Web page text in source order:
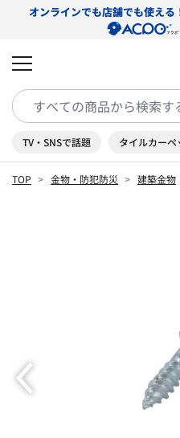
オンラインでも店舗でも使える
TV・SNSで話題 タイルカーペ
TOP 金物・防犯防災 建築金物